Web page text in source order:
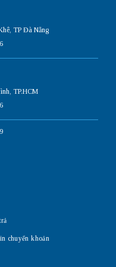
TP Đà Nẵng
TP.HCM
chuyển khoản